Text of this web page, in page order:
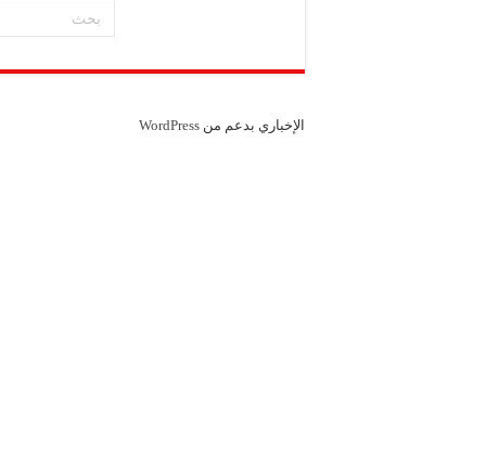
شركة “كاربوباتش”:
الإخباري بدعم من WordPress